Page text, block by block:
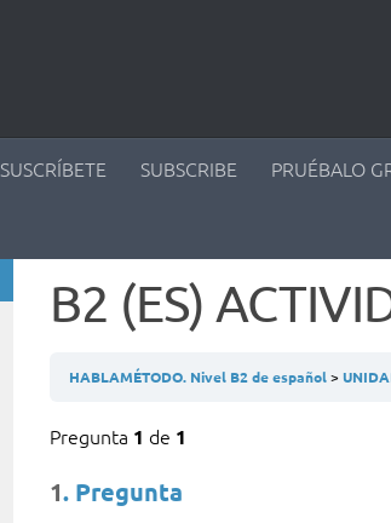
SUSCRÍBETE SUBSCRIBE PRUÉBALO
B2 (ES)
HABLAMÉTODO. Nivel B2 de español
Pregunta 1 de 1
1. Pregunta